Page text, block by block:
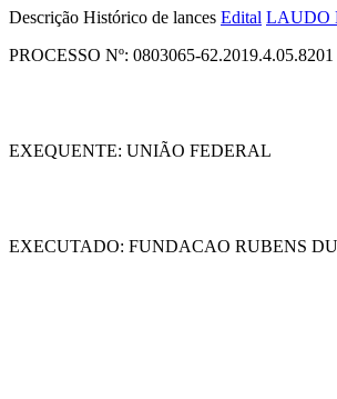
Descrição Histórico de lances Edital LAUDO
PROCESSO Nº: 0803065-62.2019.4.05.8201
EXEQUENTE: UNIÃO FEDERAL
EXECUTADO: FUNDACAO RUBENS